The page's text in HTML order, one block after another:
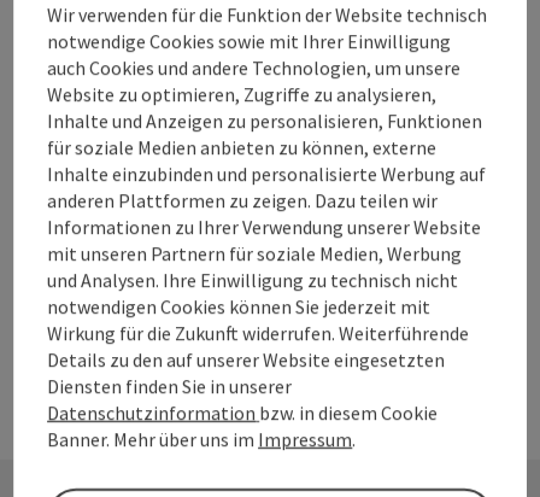
Beitrag merken
zum Merkzettel
PDF erstellen
Beitrag drucken
In der Nähe
powered byTOURDATA Änderung vorschlagen
Wir verwenden für die Funktion der Website technisch
notwendige Cookies sowie mit Ihrer Einwilligung
auch Cookies und andere Technologien, um unsere
Website zu optimieren, Zugriffe zu analysieren,
Inhalte und Anzeigen zu personalisieren, Funktionen
für soziale Medien anbieten zu können, externe
Inhalte einzubinden und personalisierte Werbung auf
anderen Plattformen zu zeigen. Dazu teilen wir
Informationen zu Ihrer Verwendung unserer Website
mit unseren Partnern für soziale Medien, Werbung
und Analysen. Ihre Einwilligung zu technisch nicht
notwendigen Cookies können Sie jederzeit mit
Wirkung für die Zukunft widerrufen. Weiterführende
Details zu den auf unserer Website eingesetzten
Diensten finden Sie in unserer
Datenschutzinformation bzw. in diesem Cookie
Banner. Mehr über uns im Impressum.